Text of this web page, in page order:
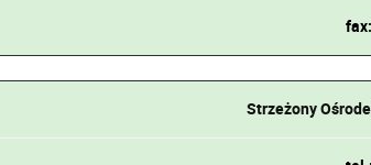
Strzeżony